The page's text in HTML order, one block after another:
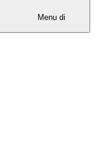
Menu di